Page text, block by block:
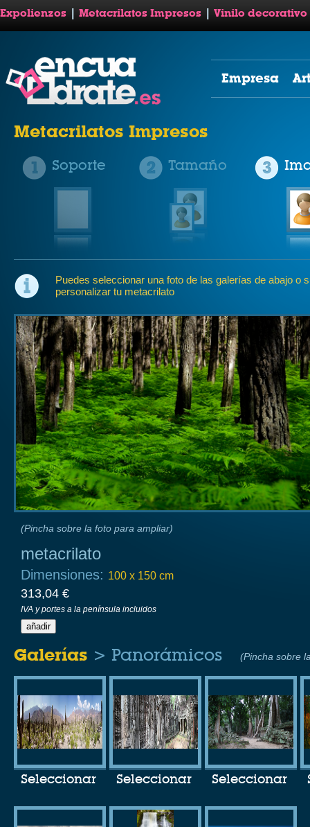
Expolienzos Metacrilatos Impresos Vinilo decorativo
Empresa
Metacrilatos Impresos
Soporte Tamaño
Puedes seleccionar una foto de las galerías de abajo o
personalizar tu metacrilato
(Pincha sobre la foto para ampliar)
metacrilato
Dimensiones: 100 x 150 cm
313,04 €
IVA y portes a la península incluidos
Galerías > Panorámicos (Pincha sobre
Seleccionar Seleccionar Seleccionar